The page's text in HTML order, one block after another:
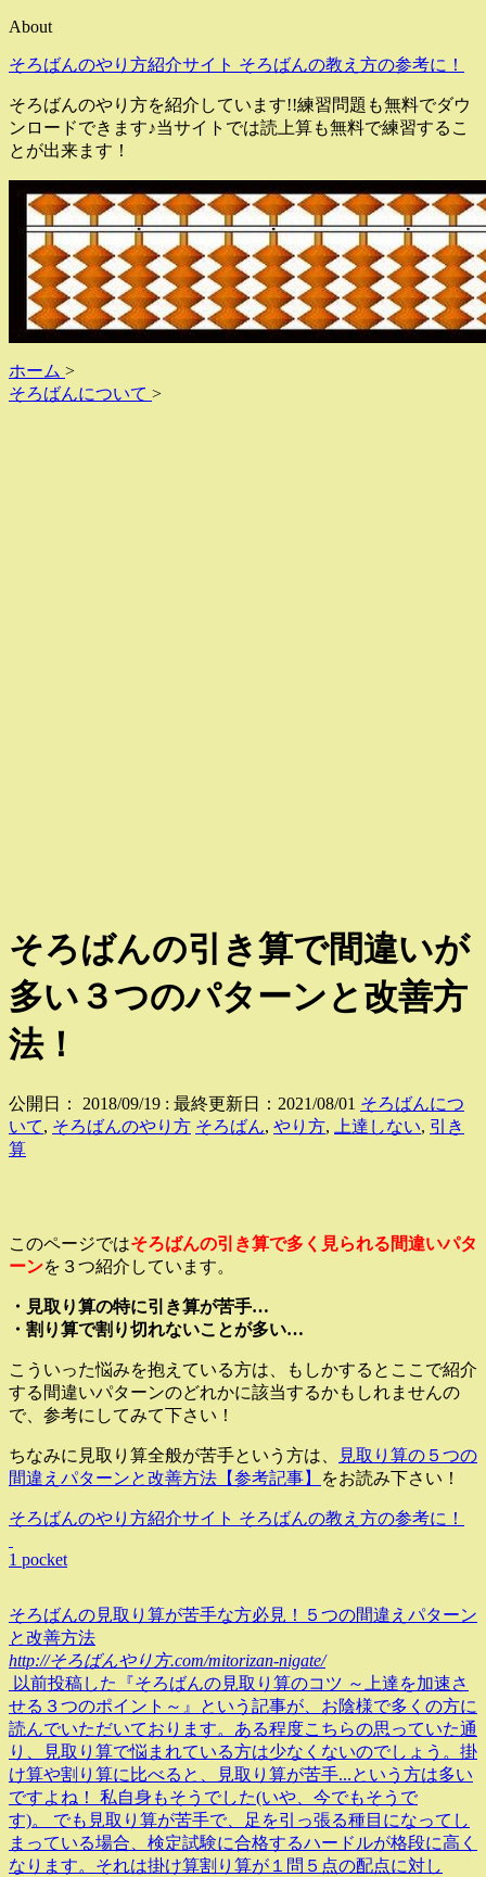
About
そろばんのやり方紹介サイト そろばんの教え方の参考に！
そろばんのやり方を紹介しています!!練習問題も無料でダウ
ンロードできます♪当サイトでは読上算も無料で練習するこ
とが出来ます！
ホーム >
そろばんについて >
そろばんの引き算で間違いが
多い３つのパターンと改善方
法！
公開日： 2018/09/19 : 最終更新日：2021/08/01 そろばんにつ
いて, そろばんのやり方 そろばん, やり方, 上達しない, 引き
算
このページではそろばんの引き算で多く見られる間違いパタ
ーンを３つ紹介しています。
・見取り算の特に引き算が苦手…
・割り算で割り切れないことが多い…
こういった悩みを抱えている方は、もしかするとここで紹介
する間違いパターンのどれかに該当するかもしれませんの
で、参考にしてみて下さい！
ちなみに見取り算全般が苦手という方は、
見取り算の５つの
間違えパターンと改善方法【参考記事】
をお読み下さい！
そろばんのやり方紹介サイト そろばんの教え方の参考に！
1 pocket
そろばんの見取り算が苦手な方必見！５つの間違えパターン
と改善方法
http://そろばんやり方.com/mitorizan-nigate/
以前投稿した『そろばんの見取り算のコツ ～上達を加速さ
せる３つのポイント～』という記事が、お陰様で多くの方に
読んでいただいております。ある程度こちらの思っていた通
り、見取り算で悩まれている方は少なくないのでしょう。掛
け算や割り算に比べると、見取り算が苦手...という方は多い
ですよね！ 私自身もそうでした(いや、今でもそうで
す)。 でも見取り算が苦手で、足を引っ張る種目になってし
まっている場合、検定試験に合格するハードルが格段に高く
なります。それは掛け算割り算が１問５点の配点に対し